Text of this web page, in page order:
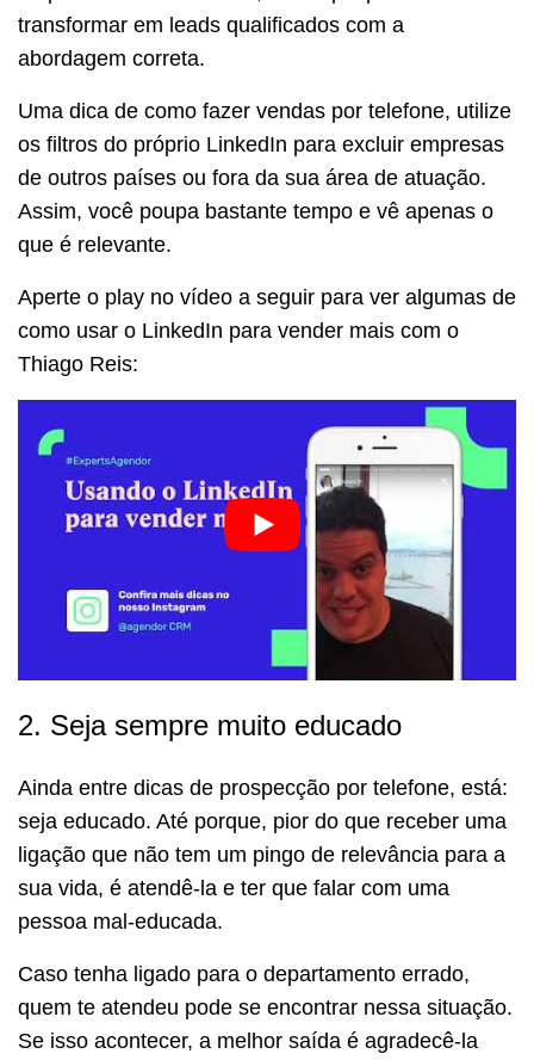
transformar em leads qualificados com a
abordagem correta.
Uma dica de como fazer vendas por telefone, utilize
os filtros do próprio LinkedIn para excluir empresas
de outros países ou fora da sua área de atuação.
Assim, você poupa bastante tempo e vê apenas o
que é relevante.
Aperte o play no vídeo a seguir para ver algumas de
como usar o LinkedIn para vender mais com o
Thiago Reis:
2. Seja sempre muito educado
Ainda entre dicas de prospecção por telefone, está:
seja educado. Até porque, pior do que receber uma
ligação que não tem um pingo de relevância para a
sua vida, é atendê-la e ter que falar com uma
pessoa mal-educada.
Caso tenha ligado para o departamento errado,
quem te atendeu pode se encontrar nessa situação.
Se isso acontecer, a melhor saída é agradecê-la